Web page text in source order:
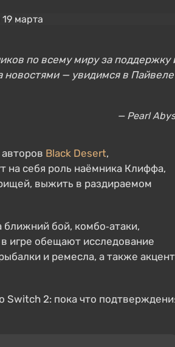
по всему миру за поддержку
новостями — увидимся в Пайвеле
— Pearl
Black Desert,
на себя роль наёмника Клиффа,
выжить в раздираемом
бой, комбо‑атаки,
игре обещают исследование
и ремесла, а также акцент
Switch 2: пока что